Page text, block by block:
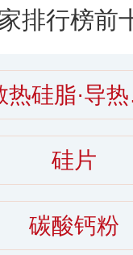
排行榜前
硅片
碳酸钙粉